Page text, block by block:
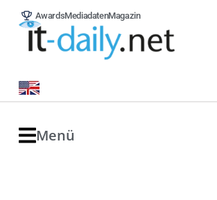
AwardsMediadatenMagazin
Menü